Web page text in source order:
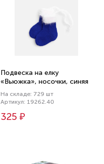
Подвеска на елку
«Вьюжка», носочки, синяя
На складе: 729 шт
Артикул: 19262.40
325 ₽